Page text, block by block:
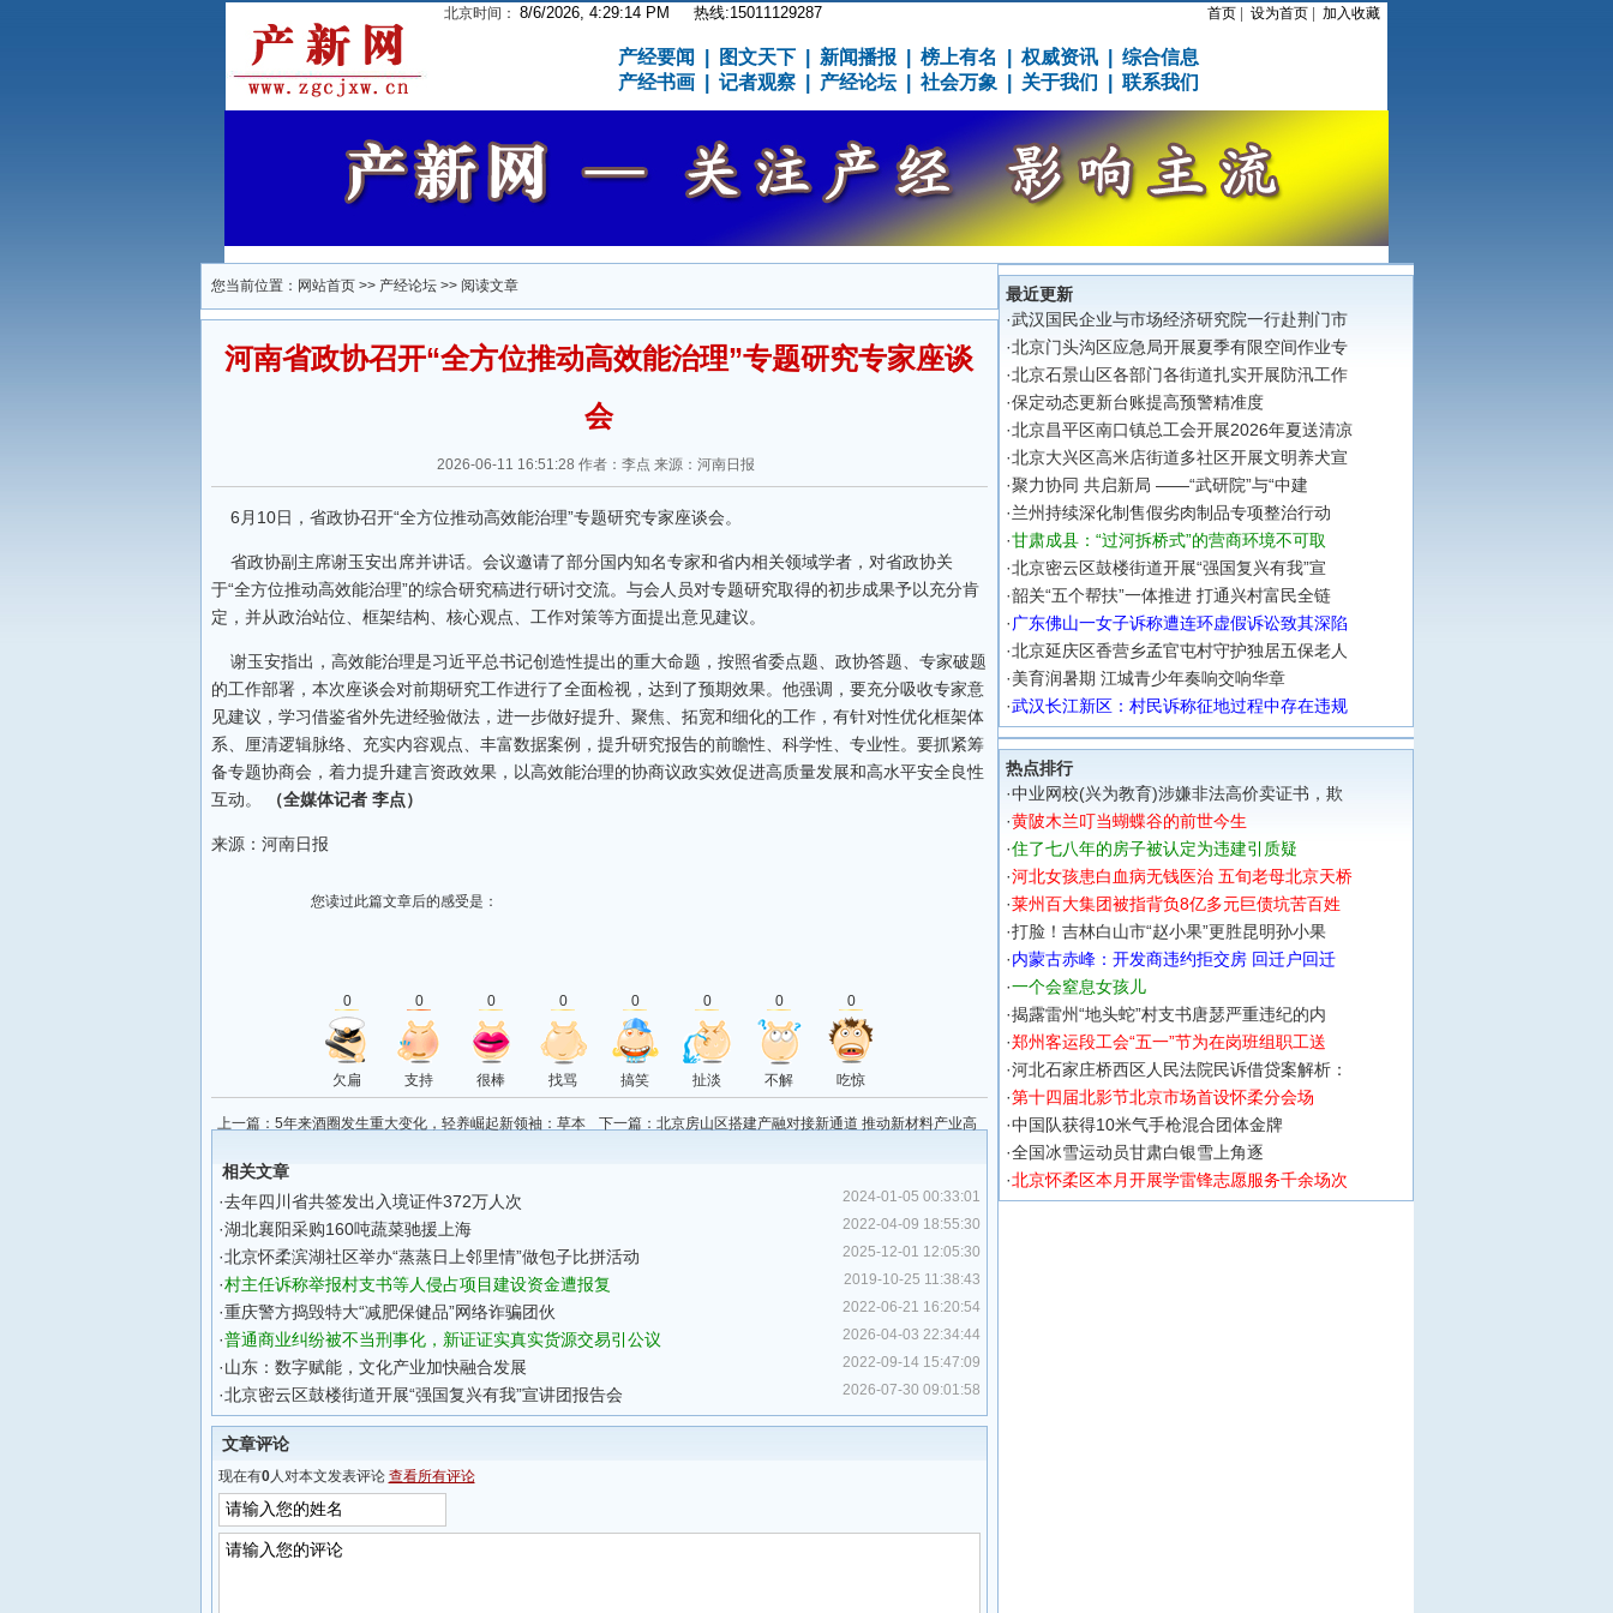
北京时间： 8/6/2026, 4:29:14 PM 热线:15011129287 首页 设为首页 加入收藏
产经要闻 图文天下 新闻播报 榜上有名 权威资讯
综合信息
产经书画
记者观察 产经论坛 社会万象 关于我们 联系我们
您当前位置： 网站首页>> 产经论坛>> 阅读文章
河南省政协召开“全方位推动高效能治理”专题研究专家座谈
会
2026-06-11 16:51:28 作者：李点 来源：河南日报
6月10日，省政协召开“全方位推动高效能治理”专题研究专家座谈会。
省政协副主席谢玉安出席并讲话。会议邀请了部分国内知名专家和省内相关领域学者，对省政协关
于“全方位推动高效能治理”的综合研究稿进行研讨交流。与会人员对专题研究取得的初步成果予以充分肯
定，并从政治站位、框架结构、核心观点、工作对策等方面提出意见建议。
谢玉安指出，高效能治理是习近平总书记创造性提出的重大命题，按照省委点题、政协答题、专家破题
的工作部署，本次座谈会对前期研究工作进行了全面检视，达到了预期效果。他强调，要充分吸收专家意
见建议，学习借鉴省外先进经验做法，进一步做好提升、聚焦、拓宽和细化的工作，有针对性优化框架体
系、厘清逻辑脉络、充实内容观点、丰富数据案例，提升研究报告的前瞻性、科学性、专业性。要抓紧筹
备专题协商会，着力提升建言资政效果，以高效能治理的协商议政实效促进高质量发展和高水平安全良性
互动。
（全媒体记者 李点）
来源：河南日报
您读过此篇文章后的感受是：
0 0 0 0 0 0 0 0
欠扁 支持 很棒 找骂 搞笑 扯淡 不解 吃惊
上一篇： 5年来酒圈发生重大变化，轻养崛起新领袖：草本
下一篇： 北京房山区搭建产融对接新通道 推动新材料产业高
相关文章
·去年四川省共签发出入境证件372万人次 2024-01-05 00:33:01
·湖北襄阳采购160吨蔬菜驰援上海 2022-04-09 18:55:30
·北京怀柔滨湖社区举办“蒸蒸日上邻里情”做包子比拼活动 2025-12-01 12:05:30
·村主任诉称举报村支书等人侵占项目建设资金遭报复 2019-10-25 11:38:43
·重庆警方捣毁特大“减肥保健品”网络诈骗团伙 2022-06-21 16:20:54
·普通商业纠纷被不当刑事化，新证证实真实货源交易引公议 2026-04-03 22:34:44
·山东：数字赋能，文化产业加快融合发展 2022-09-14 15:47:09
·北京密云区鼓楼街道开展“强国复兴有我”宣讲团报告会 2026-07-30 09:01:58
文章评论
现在有0人对本文发表评论 查看所有评论
最近更新
·武汉国民企业与市场经济研究院一行赴荆门市
·北京门头沟区应急局开展夏季有限空间作业专
·北京石景山区各部门各街道扎实开展防汛工作
·保定动态更新台账提高预警精准度
·北京昌平区南口镇总工会开展2026年夏送清凉
·北京大兴区高米店街道多社区开展文明养犬宣
·聚力协同 共启新局 ——“武研院”与“中建
·兰州持续深化制售假劣肉制品专项整治行动
·甘肃成县：“过河拆桥式”的营商环境不可取
·北京密云区鼓楼街道开展“强国复兴有我”宣
·韶关“五个帮扶”一体推进 打通兴村富民全链
· 广东佛山一女子诉称遭连环虚假诉讼致其深陷
·北京延庆区香营乡孟官屯村守护独居五保老人
·美育润暑期 江城青少年奏响交响华章
·武汉长江新区：村民诉称征地过程中存在违规
热点排行
·中业网校(兴为教育)涉嫌非法高价卖证书，欺
·黄陂木兰叮当蝴蝶谷的前世今生
·住了七八年的房子被认定为违建引质疑
·河北女孩患白血病无钱医治 五旬老母北京天桥
·莱州百大集团被指背负8亿多元巨债坑苦百姓
·打脸！吉林白山市“赵小果”更胜昆明孙小果
·内蒙古赤峰：开发商违约拒交房 回迁户回迁
·一个会窒息女孩儿
·揭露雷州“地头蛇”村支书唐瑟严重违纪的内
·郑州客运段工会“五一”节为在岗班组职工送
·河北石家庄桥西区人民法院民诉借贷案解析：
·第十四届北影节北京市场首设怀柔分会场
·中国队获得10米气手枪混合团体金牌
·全国冰雪运动员甘肃白银雪上角逐
·北京怀柔区本月开展学雷锋志愿服务千余场次